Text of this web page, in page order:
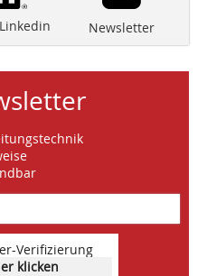
Newsletter
Verifizierung
klicken